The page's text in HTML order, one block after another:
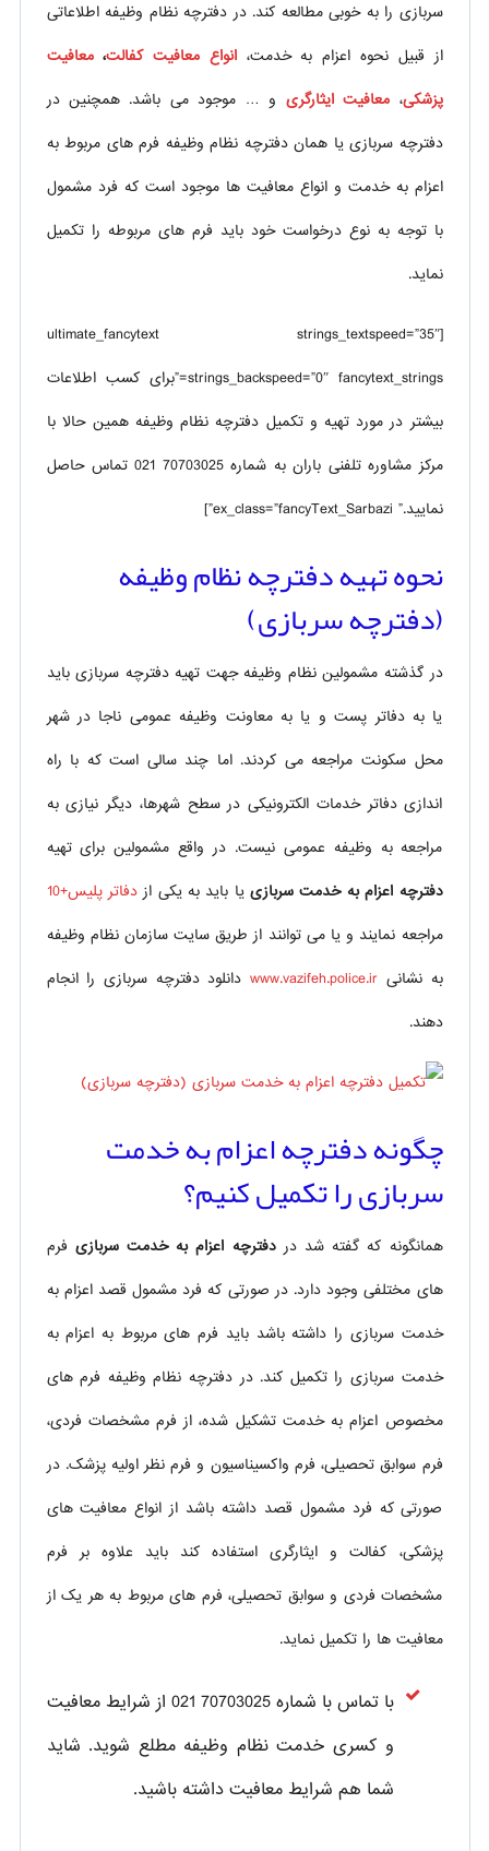
سربازی را به خوبی مطالعه کند. در دفترچه نظام وظیفه اطلاعاتی
از قبیل نحوه اعزام به خدمت،انواع معافیت کفالت، معافیت
پزشکی، معافیت ایثارگری و … موجود می باشد. همچنین در
دفترچه سربازی یا همان دفترچه نظام وظیفه فرم های مربوط به
اعزام به خدمت و انواع معافیت ها موجود است که فرد مشمول
با توجه به نوع درخواست خود باید فرم های مربوطه را تکمیل
نماید.
[ultimate_fancytext strings_textspeed=”35″
strings_backspeed=”0″ fancytext_strings=”برای کسب اطلاعات
بیشتر در مورد تهیه و تکمیل دفترچه نظام وظیفه همین حالا با
مرکز مشاوره تلفنی باران به شماره 70703025 021 تماس حاصل
نمایید.” ex_class=”fancyText_Sarbazi”]
نحوه تهیه دفترچه نظام وظیفه
(دفترچه سربازی)
در گذشته مشمولین نظام وظیفه جهت تهیه دفترچه سربازی باید
یا به دفاتر پست و یا به معاونت وظیفه عمومی ناجا در شهر
محل سکونت مراجعه می کردند. اما چند سالی است که با راه
اندازی دفاتر خدمات الکترونیکی در سطح شهرها، دیگر نیازی به
مراجعه به وظیفه عمومی نیست. در واقع مشمولین برای تهیه
دفترچه اعزام به خدمت سربازییا باید به یکی ازدفاتر پلیس+10
مراجعه نمایند و یا می توانند از طریق سایت سازمان نظام وظیفه
به نشانی www.vazifeh.police.irدانلود دفترچه سربازی را انجام
دهند.
چگونه دفترچه اعزام به خدمت
سربازی را تکمیل کنیم؟
همانگونه که گفته شد دردفترچه اعزام به خدمت سربازی فرم
های مختلفی وجود دارد. در صورتی که فرد مشمول قصد اعزام به
خدمت سربازی را داشته باشد باید فرم های مربوط به اعزام به
خدمت سربازی را تکمیل کند. در دفترچه نظام وظیفه فرم های
مخصوص اعزام به خدمت تشکیل شده، از فرم مشخصات فردی،
فرم سوابق تحصیلی، فرم واکسیناسیون و فرم نظر اولیه پزشک. در
صورتی که فرد مشمول قصد داشته باشد از انواع معافیت های
پزشکی، کفالت و ایثارگری استفاده کند باید علاوه بر فرم
مشخصات فردی و سوابق تحصیلی، فرم های مربوط به هر یک از
معافیت ها را تکمیل نماید.
با تماس با شماره 70703025 021 از شرایط معافیت
و کسری خدمت نظام وظیفه مطلع شوید. شاید
شما هم شرایط معافیت داشته باشید.